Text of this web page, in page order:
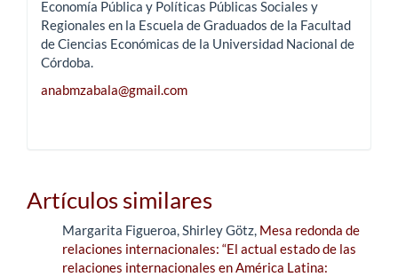
Economía Pública y Políticas Públicas Sociales y
Regionales en la Escuela de Graduados de la Facultad
de Ciencias Económicas de la Universidad Nacional de
Córdoba.
anabmzabala@gmail.com
Artículos similares
Margarita Figueroa, Shirley Götz, Mesa redonda de
relaciones internacionales: “El actual estado de las
relaciones internacionales en América Latina: